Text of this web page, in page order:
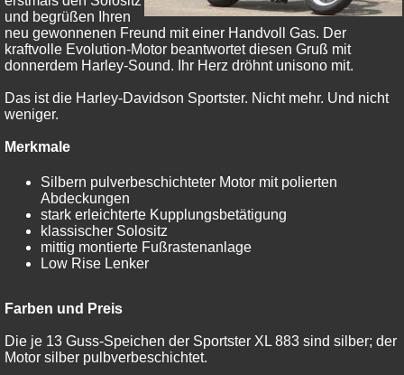
und begrüßen Ihren
neu gewonnenen Freund mit einer Handvoll Gas. Der
kraftvolle Evolution-Motor beantwortet diesen Gruß mit
donnerdem Harley-Sound. Ihr Herz dröhnt unisono mit.
Das ist die Harley-Davidson Sportster. Nicht mehr. Und nicht
weniger.
Merkmale
Silbern pulverbeschichteter Motor mit polierten
Abdeckungen
stark erleichterte Kupplungsbetätigung
klassischer Solositz
mittig montierte Fußrastenanlage
Low Rise Lenker
Farben und Preis
Die je 13 Guss-Speichen der Sportster XL 883 sind silber; der
Motor silber pulbverbeschichtet.